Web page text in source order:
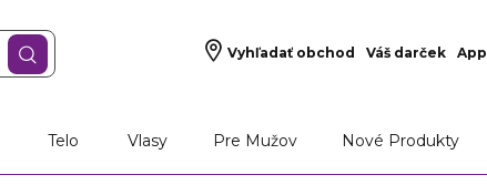
Vyhľadať obchod Váš darček App
Telo Vlasy Pre Mužov Nové Produkty